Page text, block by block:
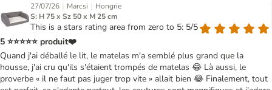
27/07/26 | Marcsi | Hongrie
S: H 75 x Sz 50 x M 25 cm
This is a stars rating area from zero to 5: 5/5
5 ⭐⭐⭐⭐⭐ produit❤️
Quand j'ai déballé le lit, le matelas m'a semblé plus grand que la
housse, j'ai cru qu'ils s'étaient trompés de matelas 😂 Là aussi, le
proverbe « il ne faut pas juger trop vite » allait bien 😂 Finalement, tout